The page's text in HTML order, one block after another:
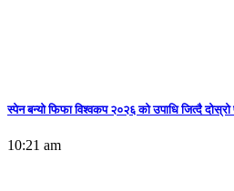
स्पेन बन्याे फिफा विश्वकप २०२६ को उपाधि जित्दै दोस्रो
10:21 am